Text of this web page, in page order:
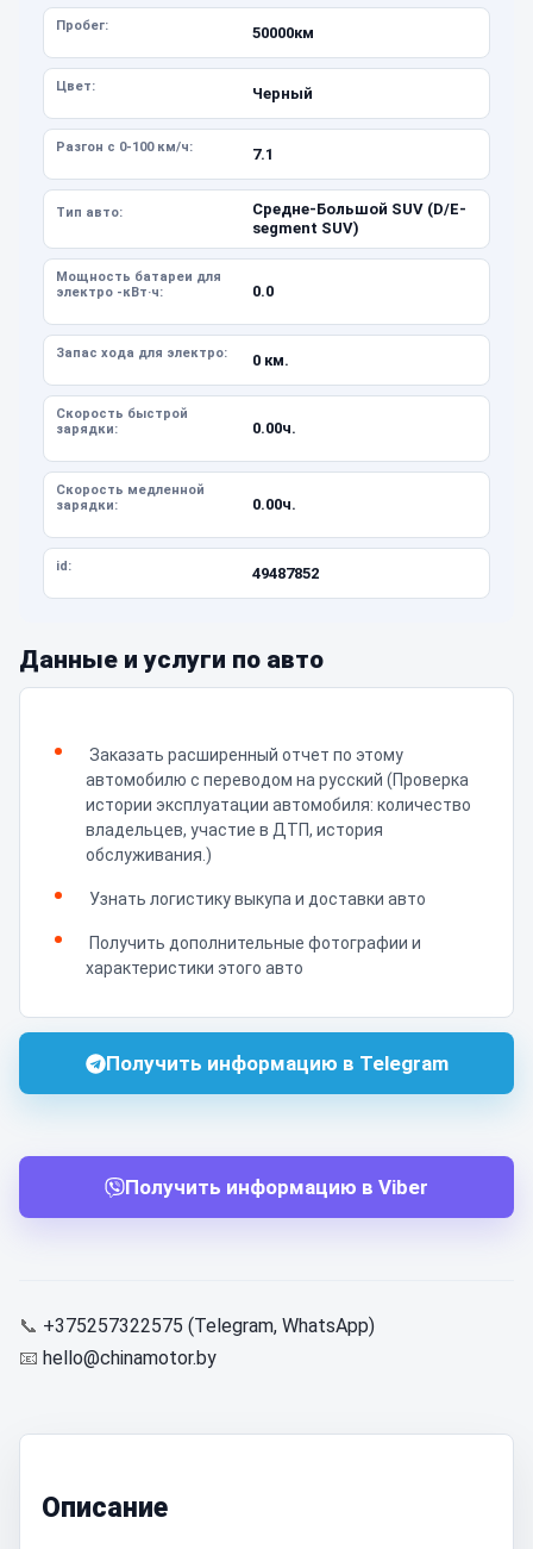
Пробег: 50000км
Цвет: Черный
Разгон с 0-100 км/ч: 7.1
Тип авто:
Средне-Большой SUV (D/E-
segment SUV)
Мощность батареи для
электро -кВт·ч:
0.0
Запас хода для электро: 0 км.
Скорость быстрой
зарядки:
0.00ч.
Скорость медленной
зарядки:
0.00ч.
id: 49487852
Данные и услуги по авто
Заказать расширенный отчет по этому
автомобилю с переводом на русский (Проверка
истории эксплуатации автомобиля: количество
владельцев, участие в ДТП, история
обслуживания.)
Узнать логистику выкупа и доставки авто
Получить дополнительные фотографии и
характеристики этого авто
Получить информацию в Telegram
Получить информацию в Viber
📞 +375257322575 (Telegram, WhatsApp)
📧 hello@chinamotor.by
Описание